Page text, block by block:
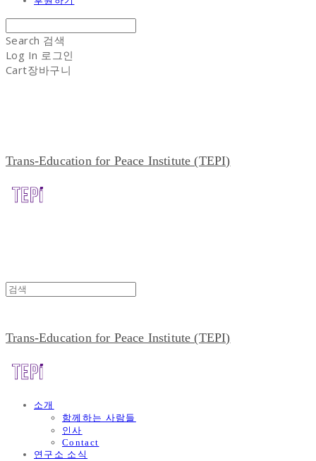
Search 검색
Log In 로그인
Cart장바구니
Trans-Education for Peace Institute (TEPI)
Trans-Education for Peace Institute (TEPI)
소개
함께하는 사람들
인사
Contact
연구소 소식